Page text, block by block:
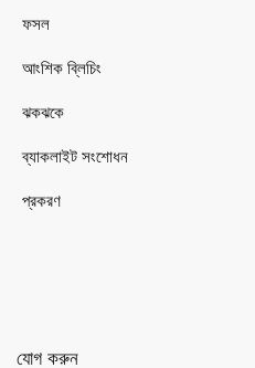
ফসল
আংশিক ব্লিচিং
ঝকঝকে
ব্যাকলাইট সংশোধন
প্রকরণ
যোগ করুন